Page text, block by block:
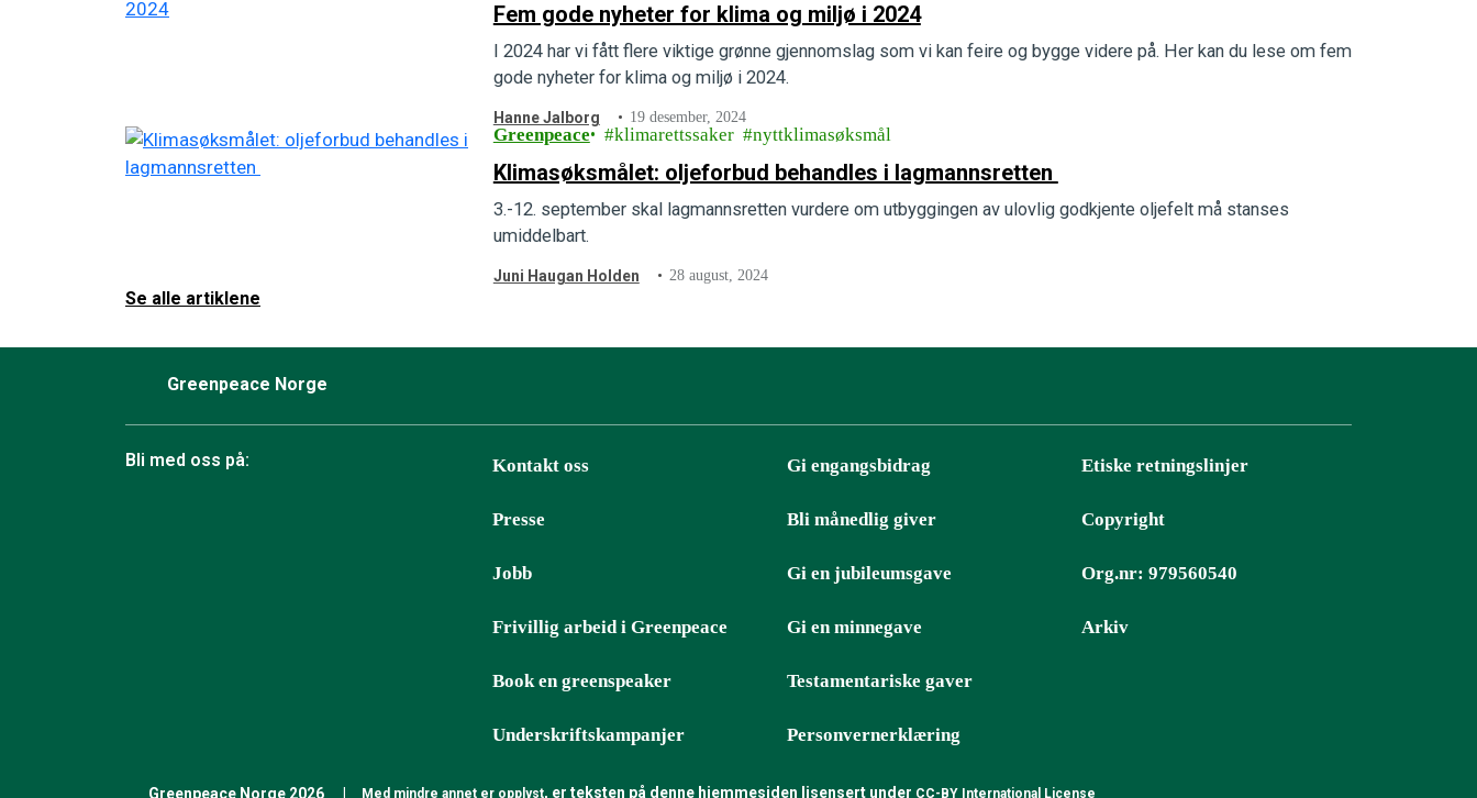
Fem gode nyheter for klima og miljø i 2024
I 2024 har vi fått flere viktige grønne gjennomslag som vi kan feire og bygge videre på. Her kan du lese om fem
gode nyheter for klima og miljø i 2024.
Hanne Jalborg 19 desember, 2024
Greenpeace klimarettssaker nyttklimasøksmål
Klimasøksmålet: oljeforbud behandles i lagmannsretten
3.-12. september skal lagmannsretten vurdere om utbyggingen av ulovlig godkjente oljefelt må stanses
umiddelbart.
Juni Haugan Holden 28 august, 2024
Se alle artiklene
Greenpeace Norge
Bli med oss på: Kontakt oss
Presse
Jobb
Frivillig arbeid i Greenpeace
Book en greenspeaker
Underskriftskampanjer
Gi engangsbidrag
Bli månedlig giver
Gi en jubileumsgave
Gi en minnegave
Testamentariske gaver
Personvernerklæring
Etiske retningslinjer
Copyright
Org.nr: 979560540
Arkiv
Greenpeace Norge 2026 Med mindre annet er opplyst, er teksten på denne hjemmesiden lisensert under CC-BY International License